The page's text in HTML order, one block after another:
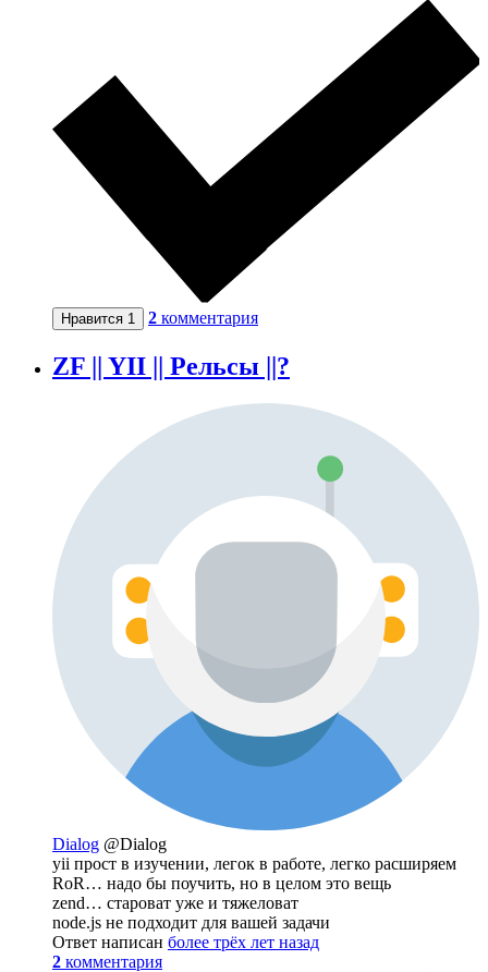
Нравится 1 2 комментария
ZF || YII || Рельсы ||?
Dialog @Dialog
yii прост в изучении, легок в работе, легко расширяем
RoR… надо бы поучить, но в целом это вещь
zend… староват уже и тяжеловат
node.js не подходит для вашей задачи
Ответ написан более трёх лет назад
2 комментария